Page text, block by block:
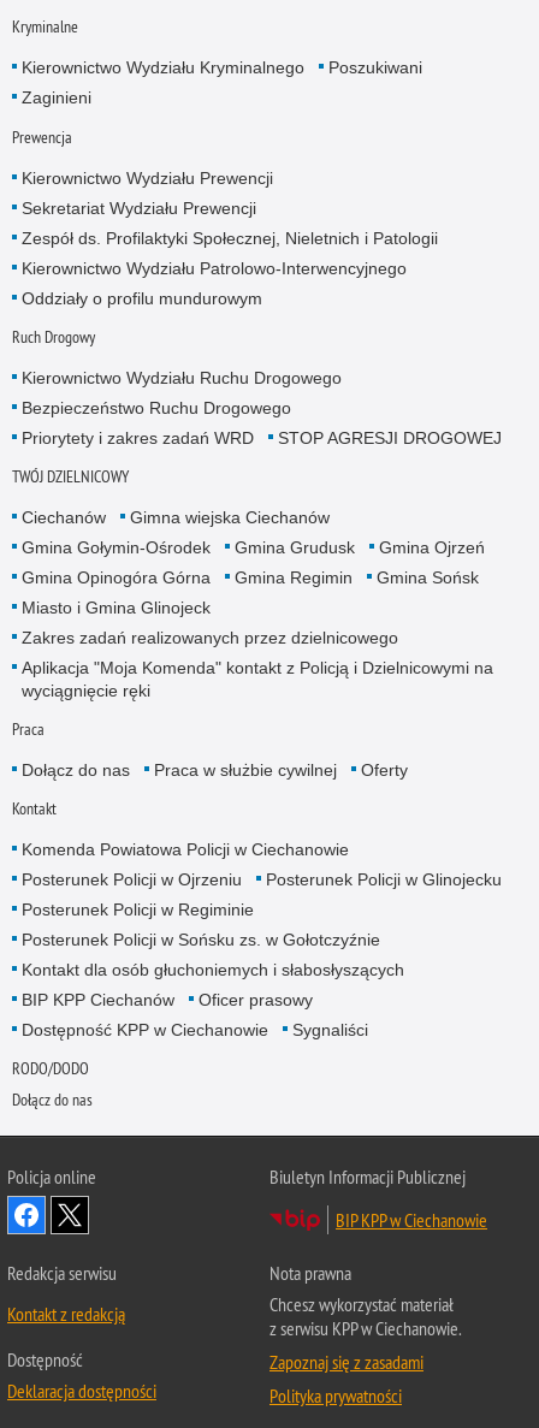
Kryminalne
Kierownictwo Wydziału Kryminalnego
Poszukiwani
Zaginieni
Prewencja
Kierownictwo Wydziału Prewencji
Sekretariat Wydziału Prewencji
Zespół ds. Profilaktyki Społecznej, Nieletnich i Patologii
Kierownictwo Wydziału Patrolowo-Interwencyjnego
Oddziały o profilu mundurowym
Ruch Drogowy
Kierownictwo Wydziału Ruchu Drogowego
Bezpieczeństwo Ruchu Drogowego
Priorytety i zakres zadań WRD
STOP AGRESJI DROGOWEJ
TWÓJ DZIELNICOWY
Ciechanów
Gimna wiejska Ciechanów
Gmina Gołymin-Ośrodek
Gmina Grudusk
Gmina Ojrzeń
Gmina Opinogóra Górna
Gmina Regimin
Gmina Sońsk
Miasto i Gmina Glinojeck
Zakres zadań realizowanych przez dzielnicowego
Aplikacja "Moja Komenda" kontakt z Policją i Dzielnicowymi na
wyciągnięcie ręki
Praca
Dołącz do nas Praca w służbie cywilnej Oferty
Kontakt
Komenda Powiatowa Policji w Ciechanowie
Posterunek Policji w Ojrzeniu
Posterunek Policji w Glinojecku
Posterunek Policji w Regiminie
Posterunek Policji w Sońsku zs. w Gołotczyźnie
Kontakt dla osób głuchoniemych i słabosłyszących
BIP KPP Ciechanów
Oficer prasowy
Dostępność KPP w Ciechanowie
Sygnaliści
RODO/DODO
Dołącz do nas
Policja online
Biuletyn Informacji Publicznej
BIP KPP w Ciechanowie
Redakcja serwisu
Kontakt z redakcją
Dostępność
Deklaracja dostępności
Nota prawna
Chcesz wykorzystać materiał
z serwisu KPP w Ciechanowie.
Zapoznaj się z zasadami
Polityka prywatności